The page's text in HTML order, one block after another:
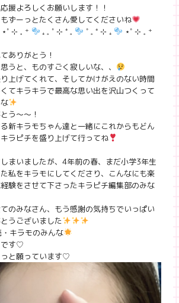
援よろしくお願いします！！
ずーっとたくさん愛してくださいね
⋆˚ ⊹ 𓈒 ⁺ ₊ 𓈒 ˚ ⊹ ⁺ 𓈒 ˚ 𓈒 ⁺ ⊹ ₊
⋆˚ ⊹ 𓈒 ⁺
ありがとう！
うと、ものすごく寂しいな、、
上げてくれて、そしてかけがえのない時間
てキラキラで最高な思い出を沢山つくって
う〜〜！
新キラモちゃん達と一緒にこれからもどん
ラピチを盛り上げて行ってね
まいましたが、4年前の春、まだ小学3年生
私をキラモにしてくださり、こんなにも楽
験をさせて下さったキラピチ編集部のみな
のみなさん、もう感謝の気持ちでいっぱい
うございました
キラモのみんな
です♡
と願っています♡